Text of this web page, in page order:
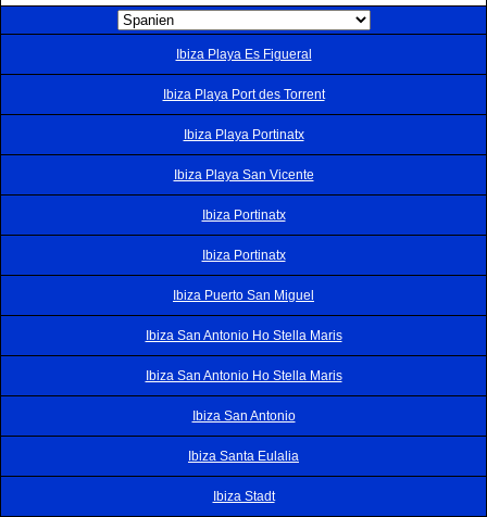
Ibiza Playa Es Figueral
Ibiza Playa Port des Torrent
Ibiza Playa Portinatx
Ibiza Playa San Vicente
Ibiza Portinatx
Ibiza Portinatx
Ibiza Puerto San Miguel
Ibiza San Antonio Ho Stella Maris
Ibiza San Antonio Ho Stella Maris
Ibiza San Antonio
Ibiza Santa Eulalia
Ibiza Stadt